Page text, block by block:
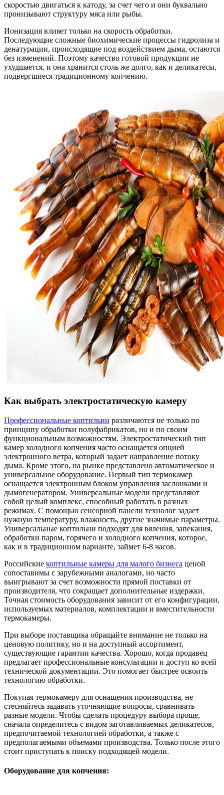
скоростью двигаться к катоду, за счет чего и они буквально
пронизывают структуру мяса или рыбы.
Ионизация влияет только на скорость обработки.
Последующие сложные биохимические процессы гидролиза и
денатурации, происходящие под воздействием дыма, остаются
без изменений. Поэтому качество готовой продукции не
ухудшается, и она хранится столь же долго, как и деликатесы,
подвергшиеся традиционному копчению.
Как выбрать электростатическую камеру
Профессиональные коптильни различаются не только по
принципу обработки полуфабрикатов, но и по своим
функциональным возможностям. Электростатический тип
камер холодного копчения часто оснащается опцией
электронного ветра, который задает направление потоку
дыма. Кроме этого, на рынке представлено автоматическое и
универсальное оборудование. Первый тип термокамер
оснащается электронным блоком управления заслонками и
дымогенератором. Универсальные модели представляют
собой целый комплекс, способный работать в разных
режимах. С помощью сенсорной панели технолог задает
нужную температуру, влажность, другие значимые параметры.
Универсальные коптильни подходят для вяления, запекания,
обработки паром, горячего и холодного копчения, которое,
как и в традиционном варианте, займет 6-8 часов.
Российские коптильные камеры для малого бизнеса ценой
сопоставимы с зарубежными аналогами, но часто
выигрывают за счет возможности прямой поставки от
производителя, что сокращает дополнительные издержки.
Точная стоимость оборудования зависит от его конфигурации,
используемых материалов, комплектации и вместительности
термокамеры.
При выборе поставщика обращайте внимание не только на
ценовую политику, но и на доступный ассортимент,
существующие гарантии качества. Хорошо, когда продавец
предлагает профессиональные консультации и доступ ко всей
технической документации. Это помогает быстрее освоить
технологию обработки.
Покупая термокамеру для оснащения производства, не
стесняйтесь задавать уточняющие вопросы, сравнивать
разные модели. Чтобы сделать процедуру выбора проще,
сначала определитесь с видом заготавливаемых деликатесов,
предпочитаемой технологией обработки, а также с
предполагаемыми объемами производства. Только после этого
стоит приступать к поиску подходящей модели.
Оборудование для копчения: